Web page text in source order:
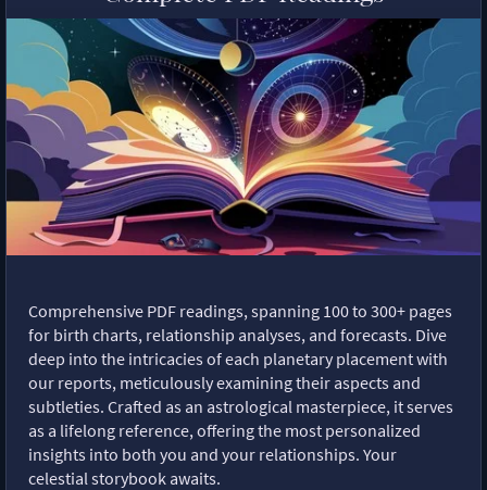
Comprehensive PDF readings, spanning 100 to 300+ pages
for birth charts, relationship analyses, and forecasts. Dive
deep into the intricacies of each planetary placement with
our reports, meticulously examining their aspects and
subtleties. Crafted as an astrological masterpiece, it serves
as a lifelong reference, offering the most personalized
insights into both you and your relationships. Your
celestial storybook awaits.